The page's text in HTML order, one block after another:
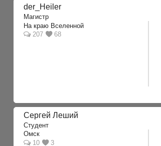
der_Heiler
Магистр
На краю Вселенной
207
68
Сергей Леший
Студент
Омск
10
3